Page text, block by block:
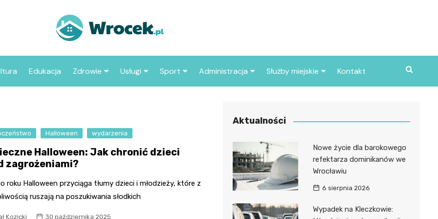
we
Edukacja Zdrowie
Apteka
Usługi
Taxi
Stacja paliw
Restauracja
Sport
sportowe
Administracja
Urząd miasta
Służby miejskie
Policja
Kontakt
Halloween wydarzenia
Halloween: Jak chronić dzieci
zagrożeniami?
roku Halloween przyciąga tłumy dzieci i młodzieży, które z
ruszają na poszukiwania słodkich
Kozicki 30 października 2025
Aktualności
Nowe życie dla barokowego
refektarza dominikanów we
Wrocławiu
6 sierpnia 2026
Wypadek na Kleczkowie: